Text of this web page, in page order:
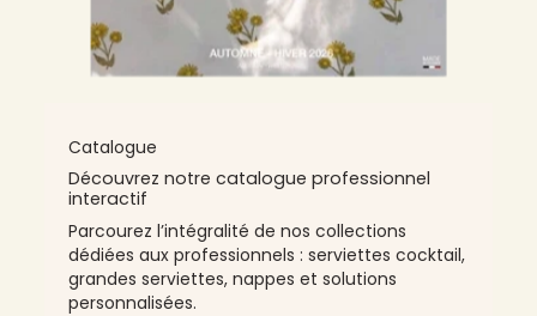
Catalogue
Découvrez notre catalogue professionnel
interactif
Parcourez l’intégralité de nos collections
dédiées aux professionnels : serviettes cocktail,
grandes serviettes, nappes et solutions
personnalisées.